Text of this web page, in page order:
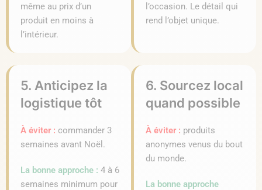
même au prix d’un
produit en moins à
l’intérieur.
l’occasion. Le détail qui
rend l’objet unique.
5. Anticipez la
logistique tôt
À éviter : commander 3
semaines avant Noël.
La bonne approche : 4 à 6
semaines minimum pour
6. Sourcez local
quand possible
À éviter : produits
anonymes venus du bout
du monde.
La bonne approche